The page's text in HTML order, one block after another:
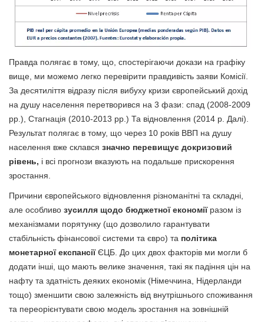
Правда полягає в тому, що, спостерігаючи докази на графіку
вище, ми можемо легко перевірити правдивість заяви Комісії.
За десятиліття відразу після вибуху кризи європейський дохід
на душу населення перетворився на 3 фази: спад (2008-2009
рр.), Стагнація (2010-2013 рр.) Та відновлення (2014 р. Далі).
Результат полягає в тому, що через 10 років ВВП на душу
населення вже склався значно перевищує докризовий
рівень, і всі прогнози вказують на подальше прискорення
зростання.
Причини європейського відновлення різноманітні та складні,
але особливо зусилля щодо бюджетної економіїразом із
механізмами порятунку (що дозволило гарантувати
стабільність фінансової системи та євро) та політика
монетарної експансіїЄЦБ. До цих двох факторів ми могли б
додати інші, що мають велике значення, такі як падіння цін на
нафту та здатність деяких економік (Німеччина, Нідерланди
тощо) зменшити свою залежність від внутрішнього споживання
та переорієнтувати свою модель зростання на зовнішній